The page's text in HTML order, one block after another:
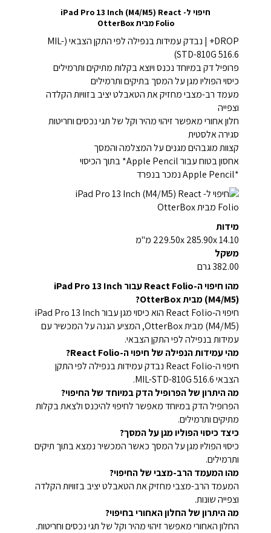
חיפוי ל- iPad Pro 13 Inch (M4/M5) React
Folio מבית OtterBox
DROP+ | נבדק עמידות בנפילה לפי התקן הצבאי (MIL-
STD-810G 516.6)
פרופיל דק במיוחד נכנס ויוצא בקלות מתיקים ותרמילים
כיסוי הפוליו מגן על המסך בתיקים ותרמילים
מעמד רב-מצבי מחזיק את הטאבלט יציב בזוויות הקלדה
וצפייה
חלון אחורי מאפשר זיהוי מהיר וקל של תגי נכסים וחריטות
סגירה אלסטית
קצוות מוגבהים מגנים על המצלמה והמסך
אחסון בטוח עבור Apple Pencil* בתוך הכיסוי
*Apple Pencil נמכר בנפרד
מידות
229.50x 285.90x 14.10 מ"מ
משקל
382.00 גרם
מהו חיפוי ה-React Folio עבור iPad Pro 13 Inch
(M4/M5) מבית OtterBox?
חיפוי ה-React Folio הוא כיסוי מגן עבור iPad Pro 13 Inch
(M4/M5) מבית OtterBox, המציע הגנה על המכשיר עם
עמידות בנפילה לפי התקן הצבאי.
מהי עמידות הנפילה של חיפוי ה-React Folio?
חיפוי ה-React Folio נבדק עמידות בנפילה לפי התקן
הצבאי MIL-STD-810G 516.6.
מה היתרון של הפרופיל הדק במיוחד של החיפוי?
הפרופיל הדק במיוחד מאפשר לחיפוי להיכנס ולצאת בקלות
מתיקים ותרמילים.
כיצד כיסוי הפוליו מגן על המסך?
כיסוי הפוליו מגן על המסך כאשר המכשיר נמצא בתוך תיקים
ותרמילים.
מהו המעמד הרב-מצבי של החיפוי?
המעמד הרב-מצבי מחזיק את הטאבלט יציב בזוויות הקלדה
וצפייה שונות.
מה היתרון של החלון האחורי בחיפוי?
החלון האחורי מאפשר זיהוי מהיר וקל של תגי נכסים וחריטות.